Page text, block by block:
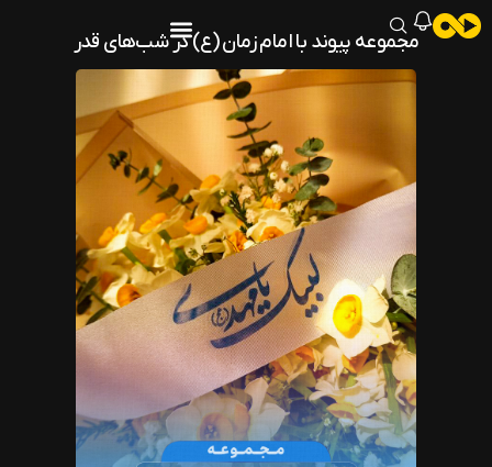
مجموعه پیوند با امام زمان (ع) در شب‌های قدر